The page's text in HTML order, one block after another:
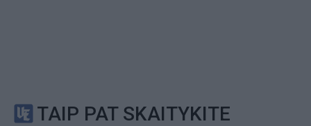
TAIP PAT SKAITYKITE